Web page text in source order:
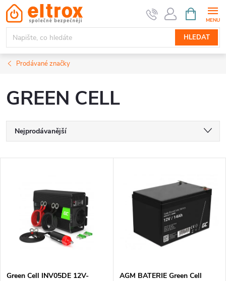
Přejít
na
obsah
HLEDAT
NÁKUPNÍ
KOŠÍK
Prodávané značky
GREEN CELL
Ř
a
Nejprodávanější
Abecedně
s
Green Cell INV05DE 12V-
AGM BATERIE Green Cell